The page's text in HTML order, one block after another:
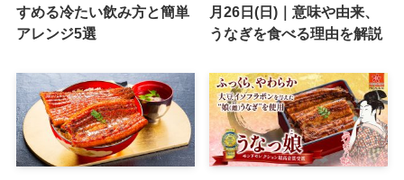
すめる冷たい飲み方と簡単
アレンジ5選
月26日(日)｜意味や由来、
うなぎを食べる理由を解説